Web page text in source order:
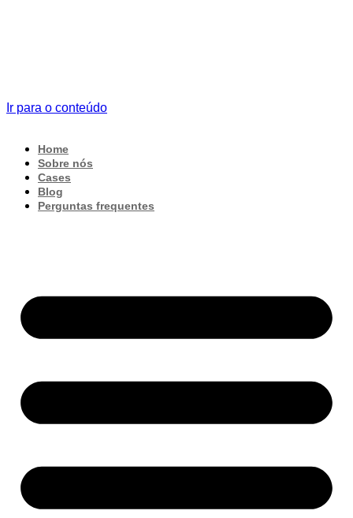
Ir para o conteúdo
Home
Sobre nós
Cases
Blog
Perguntas frequentes